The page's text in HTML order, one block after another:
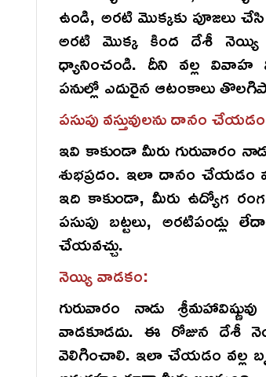
ఉండి, అరటి మొక్కకు పూజలు
అరటి మొక్క కింద దేశీ నెయ్యి
ధ్యానించండి. దీని వల్ల
పనుల్లో ఎదురైన ఆటంకాలు
పసుపు వస్తువులను దానం
ఇవి కాకుండా మీరు గురువారం
శుభప్రదం. ఇలా దానం చేయడం
ఇది కాకుండా, మీరు ఉద్యోగ
పసుపు బట్టలు, అరటిపండ్లు
చేయవచ్చు.
నెయ్యి వాడకం:
గురువారం నాడు
వాడకూడదు. ఈ రోజున దేశీ
వెలిగించాలి. ఇలా చేయడం వల్ల